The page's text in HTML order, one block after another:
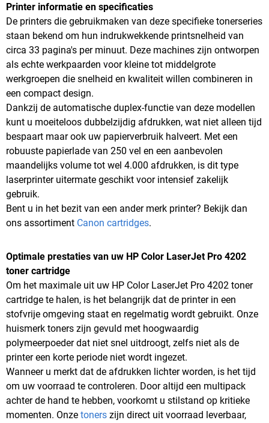
Printer informatie en specificaties
De printers die gebruikmaken van deze specifieke tonerseries
staan bekend om hun indrukwekkende printsnelheid van
circa 33 pagina's per minuut. Deze machines zijn ontworpen
als echte werkpaarden voor kleine tot middelgrote
werkgroepen die snelheid en kwaliteit willen combineren in
een compact design.
Dankzij de automatische duplex-functie van deze modellen
kunt u moeiteloos dubbelzijdig afdrukken, wat niet alleen tijd
bespaart maar ook uw papierverbruik halveert. Met een
robuuste papierlade van 250 vel en een aanbevolen
maandelijks volume tot wel 4.000 afdrukken, is dit type
laserprinter uitermate geschikt voor intensief zakelijk
gebruik.
Bent u in het bezit van een ander merk printer? Bekijk dan
ons assortiment Canon cartridges.
Optimale prestaties van uw HP Color LaserJet Pro 4202
toner cartridge
Om het maximale uit uw HP Color LaserJet Pro 4202 toner
cartridge te halen, is het belangrijk dat de printer in een
stofvrije omgeving staat en regelmatig wordt gebruikt. Onze
huismerk toners zijn gevuld met hoogwaardig
polymeerpoeder dat niet snel uitdroogt, zelfs niet als de
printer een korte periode niet wordt ingezet.
Wanneer u merkt dat de afdrukken lichter worden, is het tijd
om uw voorraad te controleren. Door altijd een multipack
achter de hand te hebben, voorkomt u stilstand op kritieke
momenten. Onze toners zijn direct uit voorraad leverbaar,